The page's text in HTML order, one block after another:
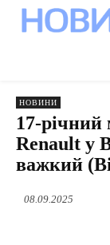
НОВИНИ
17-річний
Renault у
важкий
08.09.2025